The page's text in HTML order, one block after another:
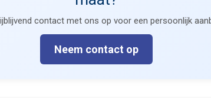
contact met ons op voor een persoonlijk
Neem contact op